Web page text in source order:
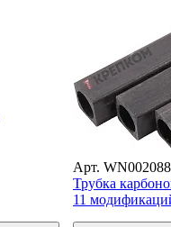
Арт.
Трубка
11